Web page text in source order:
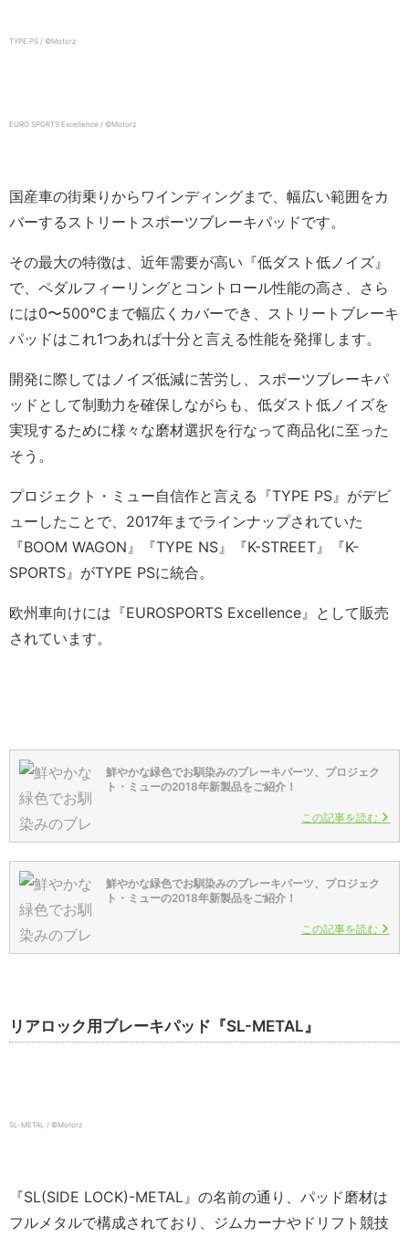
TYPE PS / ©️Motorz
EURO SPORTS Excellence / ©️Motorz
国産車の街乗りからワインディングまで、幅広い範囲をカ
バーするストリートスポーツブレーキパッドです。
その最大の特徴は、近年需要が高い『低ダスト低ノイズ』
で、ペダルフィーリングとコントロール性能の高さ、さら
には0〜500℃まで幅広くカバーでき、ストリートブレーキ
パッドはこれ1つあれば十分と言える性能を発揮します。
開発に際してはノイズ低減に苦労し、スポーツブレーキパ
ッドとして制動力を確保しながらも、低ダスト低ノイズを
実現するために様々な磨材選択を行なって商品化に至った
そう。
プロジェクト・ミュー自信作と言える『TYPE PS』がデビ
ューしたことで、2017年までラインナップされていた
『BOOM WAGON』『TYPE NS』『K-STREET』『K-
SPORTS』がTYPE PSに統合。
欧州車向けには『EUROSPORTS Excellence』として販売
されています。
鮮やかな緑色でお馴染みのブレーキパーツ、プロジェク
ト・ミューの2018年新製品をご紹介！
この記事を読む
鮮やかな緑色でお馴染みのブレーキパーツ、プロジェク
ト・ミューの2018年新製品をご紹介！
この記事を読む
リアロック用ブレーキパッド『SL-METAL』
SL-METAL / ©️Motorz
『SL(SIDE LOCK)-METAL』の名前の通り、パッド磨材は
フルメタルで構成されており、ジムカーナやドリフト競技